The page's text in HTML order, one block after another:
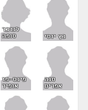
כץ יוסי
לנדבר
סופה
סנה
אפרים
פינס-פז
אופיר